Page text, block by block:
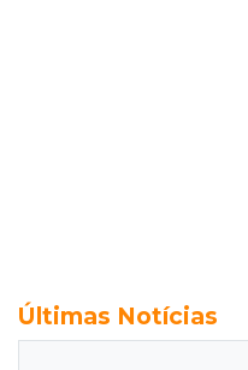
Últimas Notícias